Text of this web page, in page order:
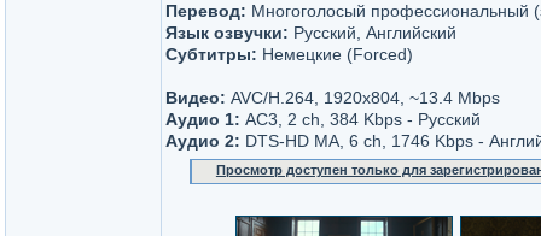
Перевод: Многоголосый профессиональный
Язык озвучки: Русский, Английский
Субтитры: Немецкие (Forced)
Видео: AVC/H.264, 1920x804, ~13.4 Mbps
Аудио 1: AC3, 2 ch, 384 Kbps - Русский
Аудио 2: DTS-HD MA, 6 ch, 1746 Kbps -
Просмотр доступен только для